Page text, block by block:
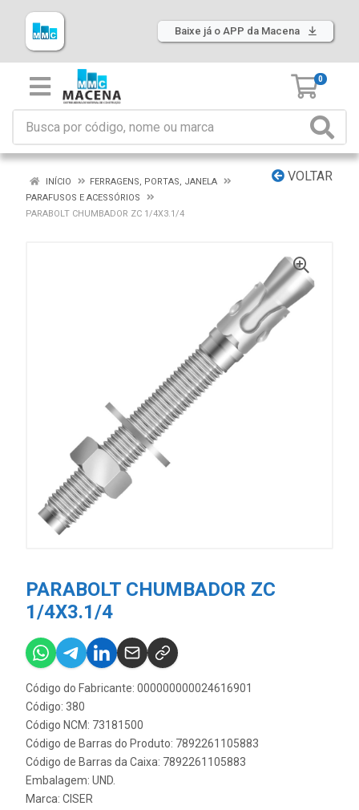
Baixe já o APP da Macena
0
VOLTAR
INÍCIO
FERRAGENS, PORTAS, JANELA
PARAFUSOS E ACESSÓRIOS
PARABOLT CHUMBADOR ZC 1/4X3.1/4
PARABOLT CHUMBADOR ZC
1/4X3.1/4
Código do Fabricante: 000000000024616901
Código: 380
Código NCM: 73181500
Código de Barras do Produto: 7892261105883
Código de Barras da Caixa: 7892261105883
Embalagem: UND.
Marca: CISER